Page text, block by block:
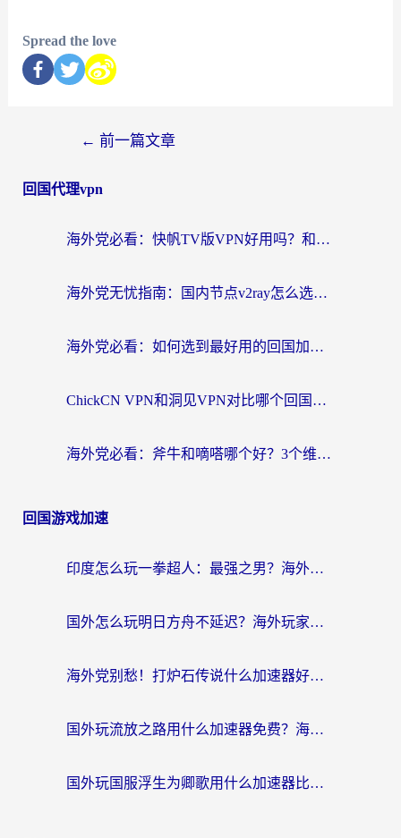
Spread the love
← 前一篇文章
回国代理vpn
海外党必看：快帆TV版VPN好用吗？和快游VPN对比哪个回国效果更好？附实用避坑指南
海外党无忧指南：国内节点v2ray怎么选？一键回国VPN+多场景实测帮你避坑
海外党必看：如何选到最好用的回国加速器？从节点到售后的全维度指南
ChickCN VPN和洞见VPN对比哪个回国效果更好？海外党亲测3款加速器+避坑指南
海外党必看：斧牛和嘀嗒哪个好？3个维度教你选对回国加速器
回国游戏加速
印度怎么玩一拳超人：最强之男？海外党国服游戏加速避坑指南
国外怎么玩明日方舟不延迟？海外玩家国服游戏加速终极指南（附DNF梦幻诛仙解决方案）
海外党别愁！打炉石传说什么加速器好用？3个实用技巧解决国服游戏卡顿
国外玩流放之路用什么加速器免费？海外党亲测有效的国服游戏加速指南
国外玩国服浮生为卿歌用什么加速器比较好？海外党亲测不踩坑指南